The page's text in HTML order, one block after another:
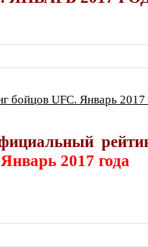
бойцов UFC. Январь 2017
Январь 2017 года